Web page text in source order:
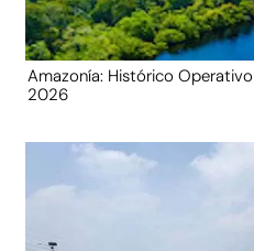
Amazonía: Histórico
2026